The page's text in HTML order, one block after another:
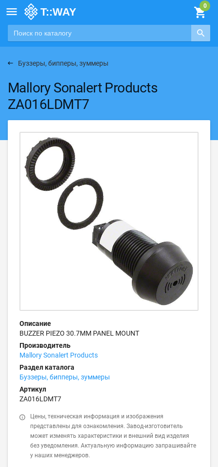

Буззеры, бипперы, зуммеры
Mallory Sonalert Products
ZA016LDMT7
Описание
BUZZER PIEZO 30.7MM PANEL MOUNT
Производитель
Mallory Sonalert Products
Раздел каталога
Буззеры, бипперы, зуммеры
Артикул
ZA016LDMT7
Цены, техническая информация и изображения
представлены для ознакомления. Завод-изготовитель
может изменять характеристики и внешний вид изделия
без уведомления. Актуальную информацию запрашивайте
у наших менеджеров.